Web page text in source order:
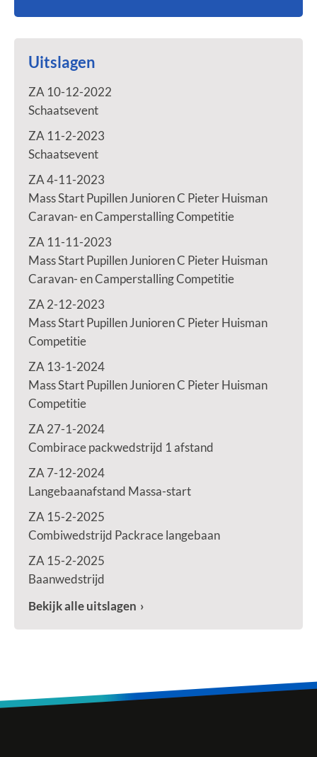
Uitslagen
ZA 10-12-2022
Schaatsevent
ZA 11-2-2023
Schaatsevent
ZA 4-11-2023
Mass Start Pupillen Junioren C Pieter Huisman
Caravan- en Camperstalling Competitie
ZA 11-11-2023
Mass Start Pupillen Junioren C Pieter Huisman
Caravan- en Camperstalling Competitie
ZA 2-12-2023
Mass Start Pupillen Junioren C Pieter Huisman
Competitie
ZA 13-1-2024
Mass Start Pupillen Junioren C Pieter Huisman
Competitie
ZA 27-1-2024
Combirace packwedstrijd 1 afstand
ZA 7-12-2024
Langebaanafstand Massa-start
ZA 15-2-2025
Combiwedstrijd Packrace langebaan
ZA 15-2-2025
Baanwedstrijd
Bekijk alle uitslagen